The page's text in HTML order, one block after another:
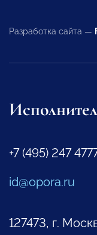
Разработка сайта —
+7 (495) 247
id@opora.ru
127473, г.